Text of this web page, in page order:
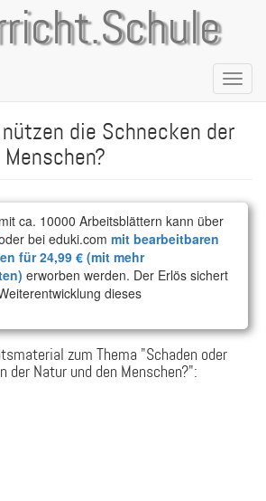
die Schnecken der
ca. 10000 Arbeitsblättern kann über
bei eduki.com mit bearbeitbaren
für 24,99 € (mit mehr
erworben werden. Der Erlös sichert
dieses
zum Thema "Schaden oder
der Natur und den Menschen?":